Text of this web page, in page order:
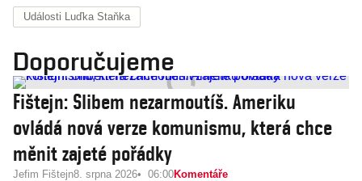
Události Luďka Staňka
Doporučujeme
Fištejn: Slibem nezarmoutíš. Ameriku
ovládá nová verze komunismu, která chce
měnit zajeté pořádky
Jefim Fištejn8. srpna 2026 06:00Komentáře